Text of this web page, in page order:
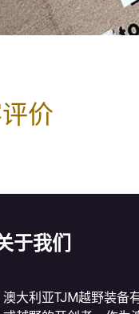
价
们
澳大利亚TJM越野装备